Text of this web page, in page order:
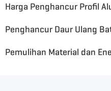
Harga Penghancur Profil
Penghancur Daur Ulang
Pemulihan Material dan